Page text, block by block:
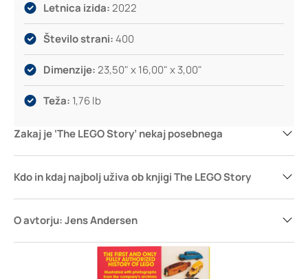
Letnica izida:2022
Število strani:400
Dimenzije:23,50" x 16,00" x 3,00"
Teža: 1,76 lb
Zakaj je ‘The LEGO Story’ nekaj posebnega
Kdo in kdaj najbolj uživa ob knjigi The LEGO Story
O avtorju: Jens Andersen